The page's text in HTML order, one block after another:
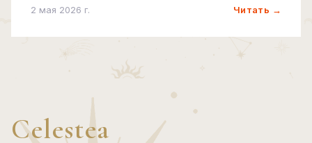
2 мая 2026 г. Читать →
Celestea